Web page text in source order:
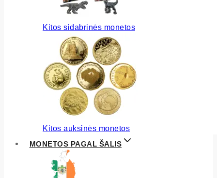
Kitos sidabrinės monetos
Kitos auksinės monetos
MONETOS PAGAL ŠALIS